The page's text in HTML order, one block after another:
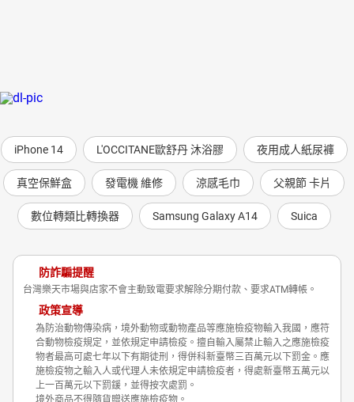
iPhone 14 L'OCCITANE歐舒丹 沐浴膠 夜用成人紙尿褲
真空保鮮盒 發電機 維修 涼感毛巾 父親節 卡片
數位轉類比轉換器 Samsung Galaxy A14 Suica
防詐騙提醒
台灣樂天市場與店家不會主動致電要求解除分期付款、要求ATM轉帳。
政策宣導
為防治動物傳染病，境外動物或動物產品等應施檢疫物輸入我國，應符
合動物檢疫規定，並依規定申請檢疫。擅自輸入屬禁止輸入之應施檢疫
物者最高可處七年以下有期徒刑，得併科新臺幣三百萬元以下罰金。應
施檢疫物之輸入人或代理人未依規定申請檢疫者，得處新臺幣五萬元以
上一百萬元以下罰鍰，並得按次處罰。
境外商品不得隨貨贈送應施檢疫物。